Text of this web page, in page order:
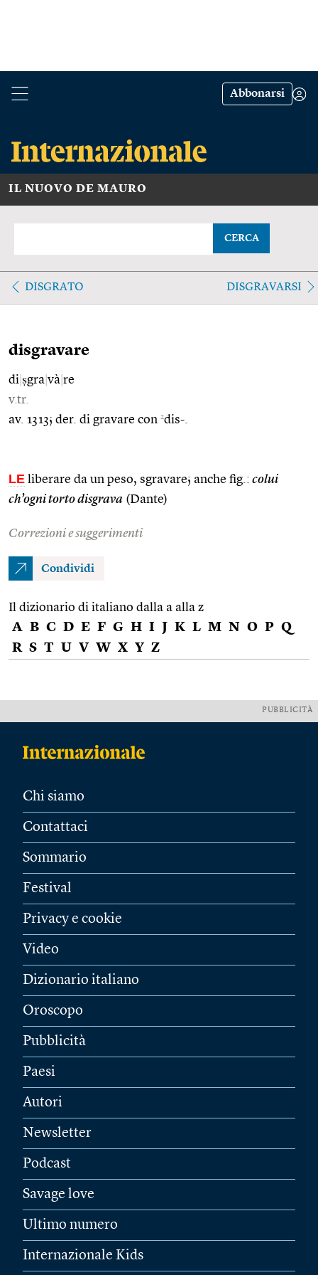
Abbonarsi
IL NUOVO DE MAURO
CERCA
DISGRATO DISGRAVARSI
disgravare
di ṣgra và re
v.tr.
av. 1313; der. di gravare con 2dis-.
LE liberare da un peso, sgravare; anche fig.: colui
ch’ogni torto disgrava (Dante)
Correzioni e suggerimenti
Condividi
Il dizionario di italiano dalla a alla z
A B C D E F G H I J K L M N O P Q
R S T U V W X Y Z
PUBBLICITÀ
Chi siamo
Contattaci
Sommario
Festival
Privacy e cookie
Video
Dizionario italiano
Oroscopo
Pubblicità
Paesi
Autori
Newsletter
Podcast
Savage love
Ultimo numero
Internazionale Kids